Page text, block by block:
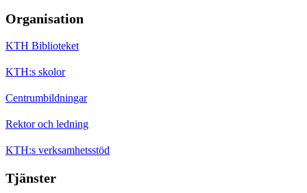
Organisation
KTH Biblioteket
KTH:s skolor
Centrumbildningar
Rektor och ledning
KTH:s verksamhetsstöd
Tjänster